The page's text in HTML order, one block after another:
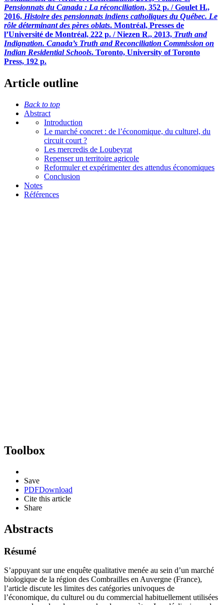
Pensionnats du Canada : La réconciliation, 352 p. / Goulet H.,
2016, Histoire des pensionnats indiens catholiques du Québec. Le
rôle déterminant des pères oblats. Montréal, Presses de
l’Université de Montréal, 222 p. / Niezen R., 2013, Truth and
Indignation. Canada’s Truth and Reconciliation Commission on
Indian Residential Schools. Toronto, University of Toronto
Press, 192 p.
Article outline
Back to top
Abstract
Introduction
Le marché concret : de l’économique, du culturel, du
circuit court ?
Les mercredis de Loubeyrat
Repenser un territoire agricole
Reformuler et expérimenter des attendus économiques
Conclusion
Notes
Références
Toolbox
Save
PDFDownload
Cite this article
Share
Abstracts
Résumé
S’appuyant sur une enquête qualitative menée au sein d’un marché
biologique de la région des Combrailles en Auvergne (France),
l’article discute les limites des catégories univoques de
l’économique, du culturel ou du commercial habituellement utilisées